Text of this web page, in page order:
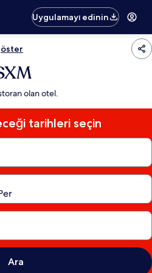
Uygulamayı edinin
olan otel.
tarihleri seçin
Ara